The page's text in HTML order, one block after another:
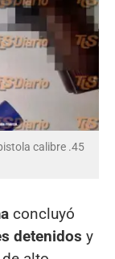
calibre .45
concluyó
detenidos y